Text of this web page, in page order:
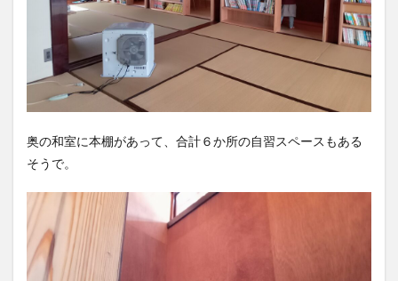
奥の和室に本棚があって、合計６か所の自習スペースもある
そうで。